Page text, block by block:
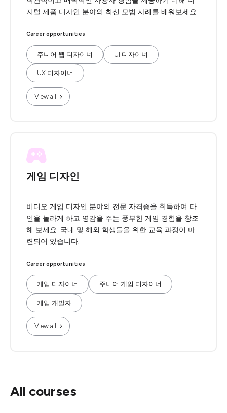
지털 제품 디자인 분야의 최신 모범 사례를 배워보세요.
Career opportunities
주니어 웹 디자이너 UI 디자이너
UX 디자이너
View all
게임 디자인
비디오 게임 디자인 분야의 전문 자격증을 취득하여 타
인을 놀라게 하고 영감을 주는 풍부한 게임 경험을 창조
해 보세요. 국내 및 해외 학생들을 위한 교육 과정이 마
련되어 있습니다.
Career opportunities
게임 디자이너 주니어 게임 디자이너
게임 개발자
View all
All courses